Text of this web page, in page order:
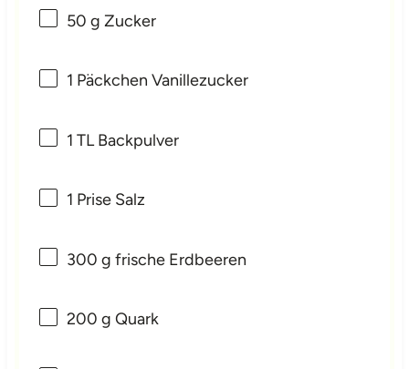
50 g Zucker
1 Päckchen Vanillezucker
1 TL Backpulver
1 Prise Salz
300 g frische Erdbeeren
200 g Quark